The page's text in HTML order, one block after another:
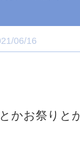
06/16
かお祭りと